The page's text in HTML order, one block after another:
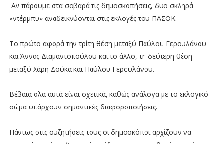
Αν πάρουμε στα σοβαρά τις δημοσκοπήσεις, δυο σκληρά
«ντέρμπυ» αναδεικνύονται στις εκλογές του ΠΑΣΟΚ.
Το πρώτο αφορά την τρίτη θέση μεταξύ Παύλου Γερουλάνου
και Άννας Διαμαντοπούλου και το άλλο, τη δεύτερη θέση
μεταξύ Χάρη Δούκα και Παύλου Γερουλάνου.
Βέβαια όλα αυτά είναι σχετικά, καθώς ανάλογα με το εκλογικό
σώμα υπάρχουν σημαντικές διαφοροποιήσεις.
Πάντως στις συζητήσεις τους οι δημοσκόποι αρχίζουν να